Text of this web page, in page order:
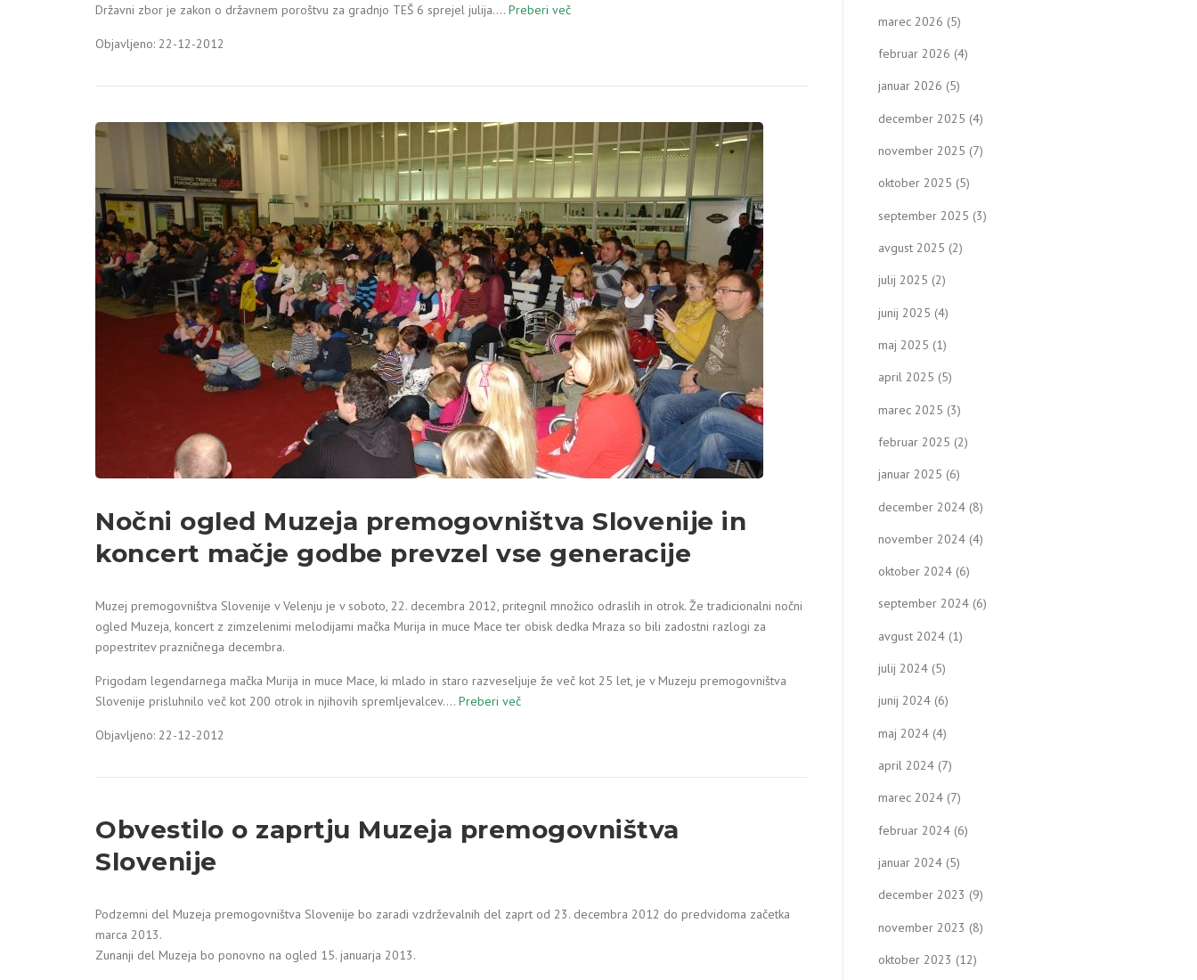
Državni zbor je zakon o državnem poroštvu za gradnjo TEŠ 6 sprejel julija.… Preberi več
Objavljeno: 22-12-2012
Nočni ogled Muzeja premogovništva Slovenije in
koncert mačje godbe prevzel vse generacije
Muzej premogovništva Slovenije v Velenju je v soboto, 22. decembra 2012, pritegnil množico odraslih in otrok. Že tradicionalni nočni
ogled Muzeja, koncert z zimzelenimi melodijami mačka Murija in muce Mace ter obisk dedka Mraza so bili zadostni razlogi za
popestritev prazničnega decembra.
Prigodam legendarnega mačka Murija in muce Mace, ki mlado in staro razveseljuje že več kot 25 let, je v Muzeju premogovništva
Slovenije prisluhnilo več kot 200 otrok in njihovih spremljevalcev.… Preberi več
Objavljeno: 22-12-2012
Obvestilo o zaprtju Muzeja premogovništva
Slovenije
Podzemni del Muzeja premogovništva Slovenije bo zaradi vzdrževalnih del zaprt od 23. decembra 2012 do predvidoma začetka
marca 2013.
Zunanji del Muzeja bo ponovno na ogled 15. januarja 2013.
marec 2026 (5)
februar 2026 (4)
januar 2026 (5)
december 2025 (4)
november 2025 (7)
oktober 2025 (5)
september 2025 (3)
avgust 2025 (2)
julij 2025 (2)
junij 2025 (4)
maj 2025 (1)
april 2025 (5)
marec 2025 (3)
februar 2025 (2)
januar 2025 (6)
december 2024 (8)
november 2024 (4)
oktober 2024 (6)
september 2024 (6)
avgust 2024 (1)
julij 2024 (5)
junij 2024 (6)
maj 2024 (4)
april 2024 (7)
marec 2024 (7)
februar 2024 (6)
januar 2024 (5)
december 2023 (9)
november 2023 (8)
oktober 2023 (12)